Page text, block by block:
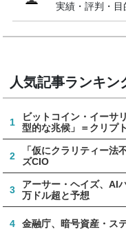
実績・評判・目
人気記事ランキン
1
ビットコイン・イーサ
型的な兆候」＝クリプ
2
「仮にクラリティー法
ズCIO
3
アーサー・ヘイズ、AI
万ドル超と予想
4 金融庁、暗号資産・ス